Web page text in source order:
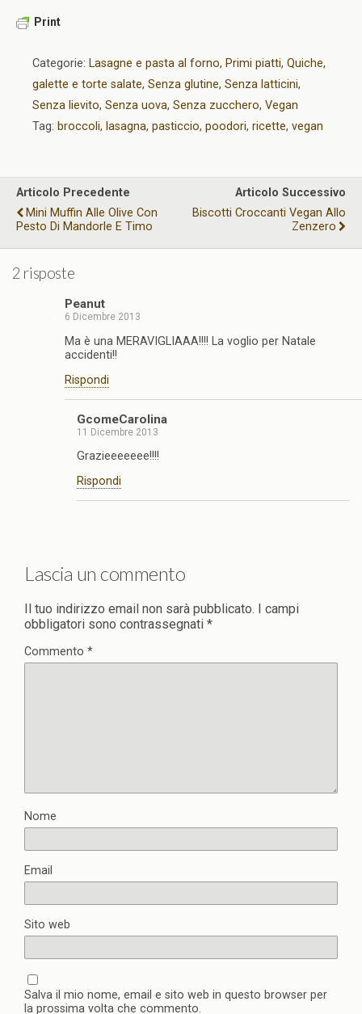
Print
Categorie: Lasagne e pasta al forno, Primi piatti, Quiche,
galette e torte salate, Senza glutine, Senza latticini,
Senza lievito, Senza uova, Senza zucchero, Vegan
Tag: broccoli, lasagna, pasticcio, poodori, ricette, vegan
Articolo Precedente
Mini Muffin Alle Olive Con
Pesto Di Mandorle E Timo
Articolo Successivo
Biscotti Croccanti Vegan Allo
Zenzero
2 risposte
Peanut
6 Dicembre 2013
Ma è una MERAVIGLIAAA!!!! La voglio per Natale
accidenti!!
Rispondi
GcomeCarolina
11 Dicembre 2013
Grazieeeeeee!!!!
Rispondi
Lascia un commento
Il tuo indirizzo email non sarà pubblicato. I campi
obbligatori sono contrassegnati *
Commento *
Nome
Email
Sito web
Salva il mio nome, email e sito web in questo browser per
la prossima volta che commento.